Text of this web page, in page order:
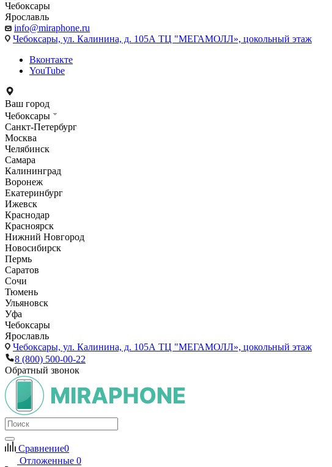
Чебоксары
Ярославль
info@miraphone.ru
Чебоксары, ул. Калинина, д. 105А ТЦ "МЕГАМОЛЛ», цокольный этаж
Вконтакте
YouTube
Ваш город
Чебоксары
Санкт-Петербург
Москва
Челябинск
Самара
Калининград
Воронеж
Екатеринбург
Ижевск
Краснодар
Красноярск
Нижний Новгород
Новосибирск
Пермь
Саратов
Сочи
Тюмень
Ульяновск
Уфа
Чебоксары
Ярославль
Чебоксары, ул. Калинина, д. 105А ТЦ "МЕГАМОЛЛ», цокольный этаж
8 (800) 500-00-22
Обратный звонок
Сравнение0
Отложенные 0